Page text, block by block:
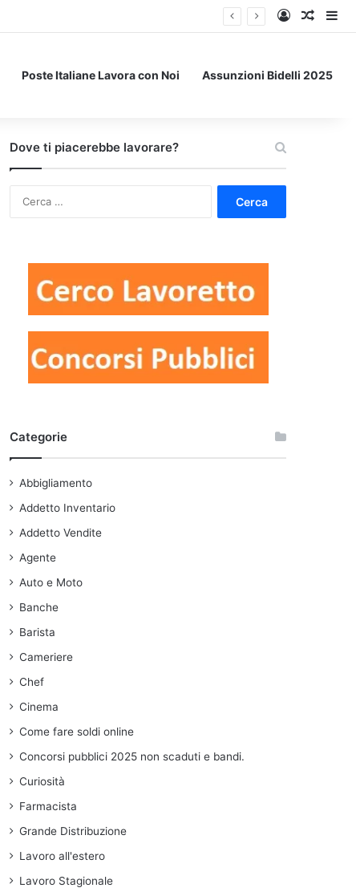
Accedi
Un
Poste Italiane Lavora con Noi Assunzioni Bidelli 2025
Dove ti piacerebbe lavorare?
Categorie
Abbigliamento
Addetto Inventario
Addetto Vendite
Agente
Auto e Moto
Banche
Barista
Cameriere
Chef
Cinema
Come fare soldi online
Concorsi pubblici 2025 non scaduti e bandi.
Curiosità
Farmacista
Grande Distribuzione
Lavoro all'estero
Lavoro Stagionale